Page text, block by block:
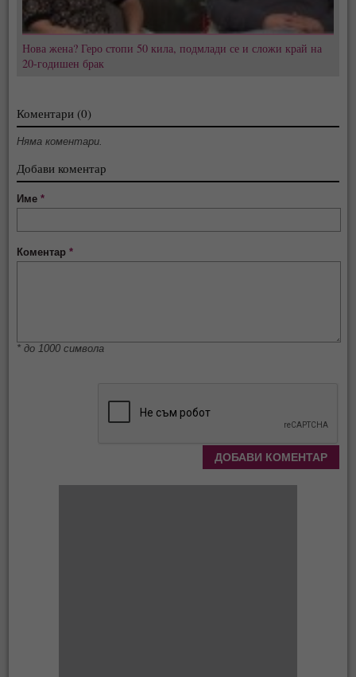
Нова жена? Геро стопи 50 кила, подмлади се и сложи край на
20-годишен брак
Коментари (0)
Няма коментари.
Добави коментар
Име*
Коментар*
* до 1000 символа